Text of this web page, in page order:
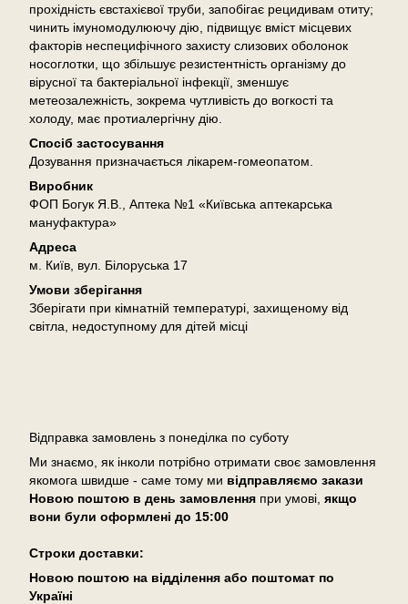
прохідність євстахієвої труби, запобігає рецидивам отиту;
чинить імуномодулюючу дію, підвищує вміст місцевих
факторів неспецифічного захисту слизових оболонок
носоглотки, що збільшує резистентність організму до
вірусної та бактеріальної інфекції, зменшує
метеозалежність, зокрема чутливість до вогкості та
холоду, має протиалергічну дію.
Спосіб застосування
Дозування призначається лікарем-гомеопатом.
Виробник
ФОП Богук Я.В., Аптека №1 «Київська аптекарська
мануфактура»
Адреса
м. Київ, вул. Білоруська 17
Умови зберігання
Зберігати при кімнатній температурі, захищеному від
світла, недоступному для дітей місці
Відправка замовлень з понеділка по суботу
Ми знаємо, як інколи потрібно отримати своє замовлення
якомога швидше - саме тому ми відправляємо закази
Новою поштою в день замовлення при умові, якщо
вони були оформлені до 15:00
Cтроки доставки:
Новою поштою на відділення або поштомат по
Україні